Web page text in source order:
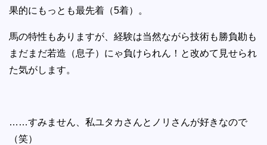
果的にもっとも最先着（5着）。
馬の特性もありますが、経験は当然ながら技術も勝負勘も
まだまだ若造（息子）にゃ負けられん！と改めて見せられ
た気がします。
……すみません、私ユタカさんとノリさんが好きなので
（笑）